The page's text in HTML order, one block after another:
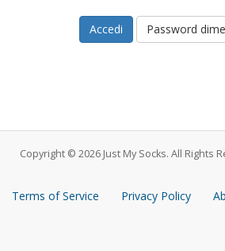
Password
Copyright © 2026 Just My Socks. All Rights
Terms of Service Privacy Policy